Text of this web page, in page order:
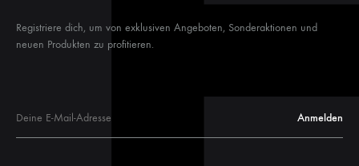
Registriere dich, um von exklusiven Angeboten, Sonderaktionen und
neuen Produkten zu profitieren.